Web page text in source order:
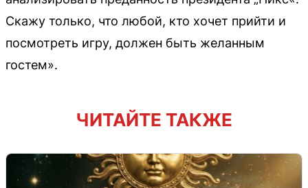
Скажу только, что любой, кто хочет прийти и
посмотреть игру, должен быть желанным
гостем».
ЧИТАЙТЕ ТАКЖЕ